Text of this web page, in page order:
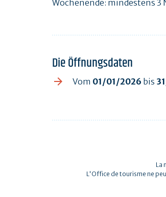
Wochenende: mindestens 3
Die Öffnungsdaten
Vom 01/01/2026 bis
La
L'Office de tourisme ne